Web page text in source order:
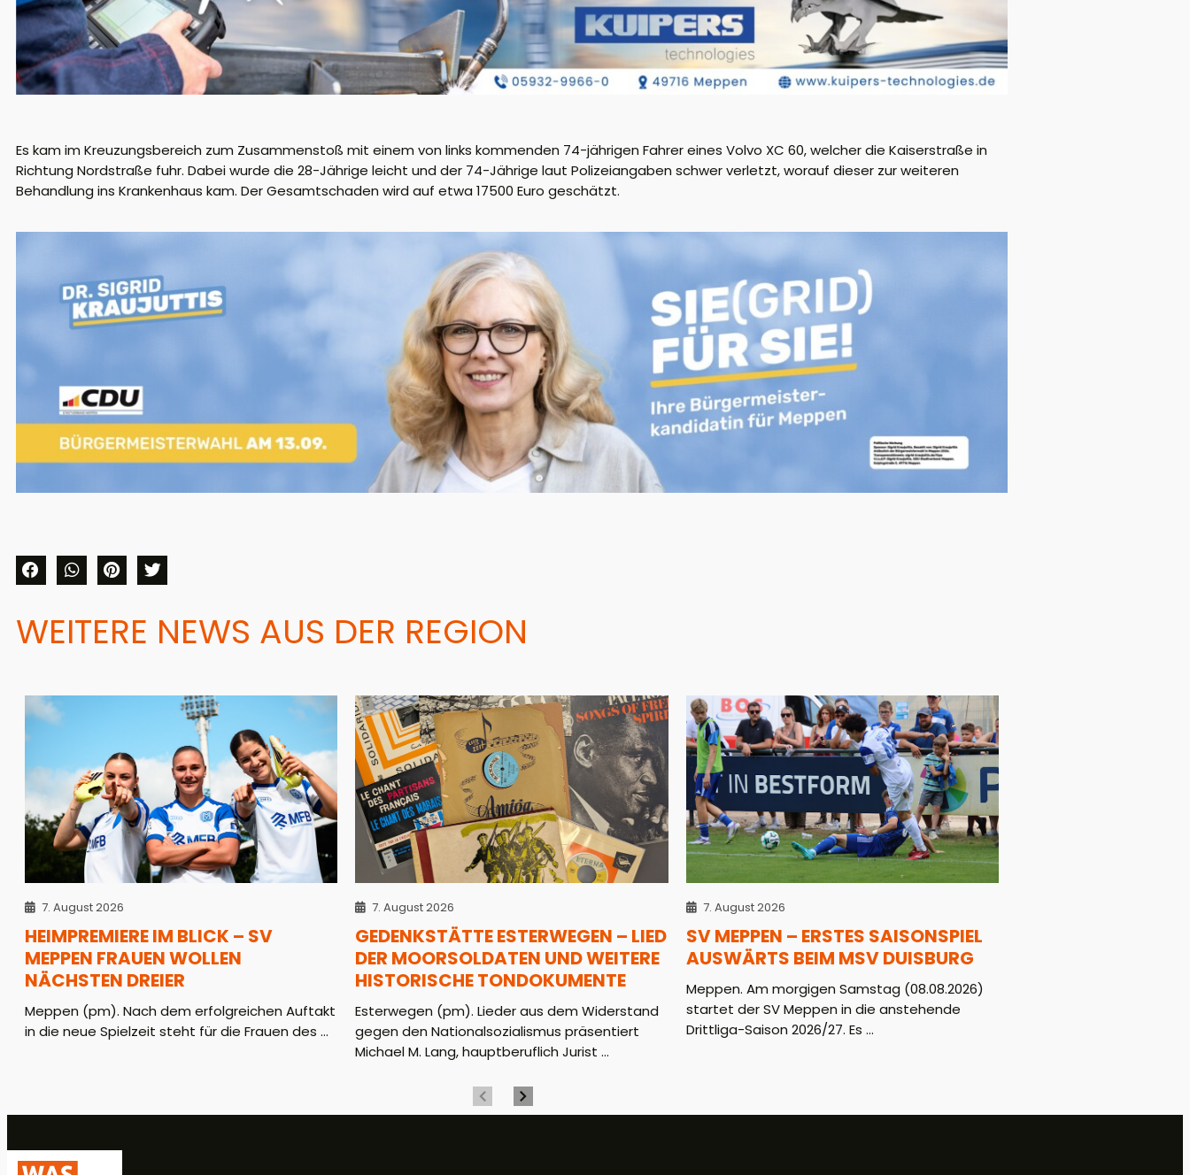
Es kam im Kreuzungsbereich zum Zusammenstoß mit einem von links kommenden 74-jährigen Fahrer eines Volvo XC 60, welcher die Kaiserstraße in
Richtung Nordstraße fuhr. Dabei wurde die 28-Jährige leicht und der 74-Jährige laut Polizeiangaben schwer verletzt, worauf dieser zur weiteren
Behandlung ins Krankenhaus kam. Der Gesamtschaden wird auf etwa 17500 Euro geschätzt.
WEITERE NEWS AUS DER REGION
7. August 2026
HEIMPREMIERE IM BLICK – SV
MEPPEN FRAUEN WOLLEN
NÄCHSTEN DREIER
Meppen (pm). Nach dem erfolgreichen Auftakt
in die neue Spielzeit steht für die Frauen des ...
7. August 2026
GEDENKSTÄTTE ESTERWEGEN – LIED
DER MOORSOLDATEN UND WEITERE
HISTORISCHE TONDOKUMENTE
Esterwegen (pm). Lieder aus dem Widerstand
gegen den Nationalsozialismus präsentiert
Michael M. Lang, hauptberuflich Jurist ...
7. August 2026
SV MEPPEN – ERSTES SAISONSPIEL
AUSWÄRTS BEIM MSV DUISBURG
Meppen. Am morgigen Samstag (08.08.2026)
startet der SV Meppen in die anstehende
Drittliga-Saison 2026/27. Es ...